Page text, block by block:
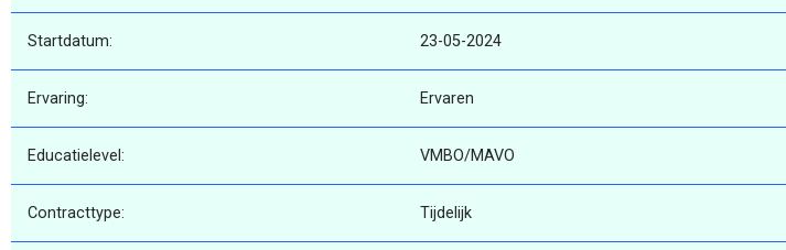
Startdatum: 23-05-2024
Ervaring: Ervaren
Educatielevel: VMBO/MAVO
Contracttype: Tijdelijk